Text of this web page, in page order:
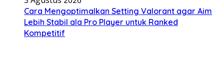
Cara Mengoptimalkan Setting Valorant agar Aim
Lebih Stabil ala Pro Player untuk Ranked
Kompetitif